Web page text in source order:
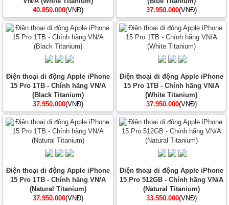
40.850.000(VNĐ)
37.950.000(VNĐ)
Điện thoại di động Apple iPhone
15 Pro 1TB - Chính hãng VN/A
(Black Titanium)
37.950.000(VNĐ)
Điện thoại di động Apple iPhone
15 Pro 1TB - Chính hãng VN/A
(White Titanium)
37.950.000(VNĐ)
Điện thoại di động Apple iPhone
15 Pro 1TB - Chính hãng VN/A
(Natural Titanium)
37.950.000(VNĐ)
Điện thoại di động Apple iPhone
15 Pro 512GB - Chính hãng VN/A
(Natural Titanium)
33.550.000(VNĐ)